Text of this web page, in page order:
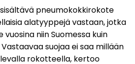
sisältävä pneumokokkirokote
alatyyppejä vastaan, jotka
niin Suomessa kuin
suojaa ei saa millään
rokotteella, kertoo